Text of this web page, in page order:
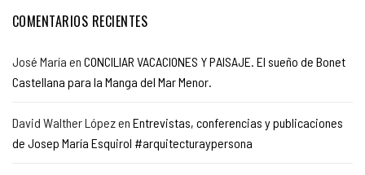
COMENTARIOS RECIENTES
José María en CONCILIAR VACACIONES Y PAISAJE. El sueño de Bonet
Castellana para la Manga del Mar Menor.
David Walther Lópezen Entrevistas, conferencias y publicaciones
de Josep María Esquirol #arquitecturaypersona